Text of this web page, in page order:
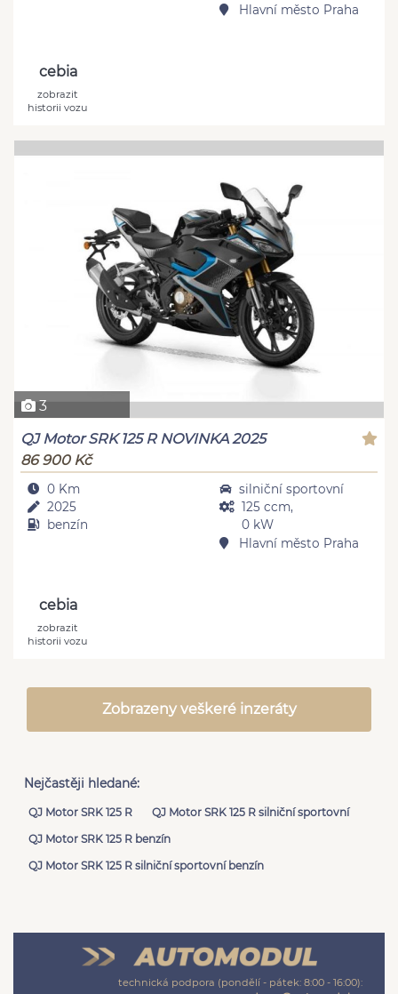
Hlavní město Praha
cebia
zobrazit
historii vozu
3
QJ Motor SRK 125 R NOVINKA 2025
86 900 Kč
0 Km
2025
benzín
silniční sportovní
125 ccm,
0 kW
Hlavní město Praha
cebia
zobrazit
historii vozu
Zobrazeny veškeré inzeráty
Nejčastěji hledané:
QJ Motor SRK 125 R
QJ Motor SRK 125 R silniční sportovní
QJ Motor SRK 125 R benzín
QJ Motor SRK 125 R silniční sportovní benzín
technická podpora (pondělí - pátek: 8:00 - 16:00):